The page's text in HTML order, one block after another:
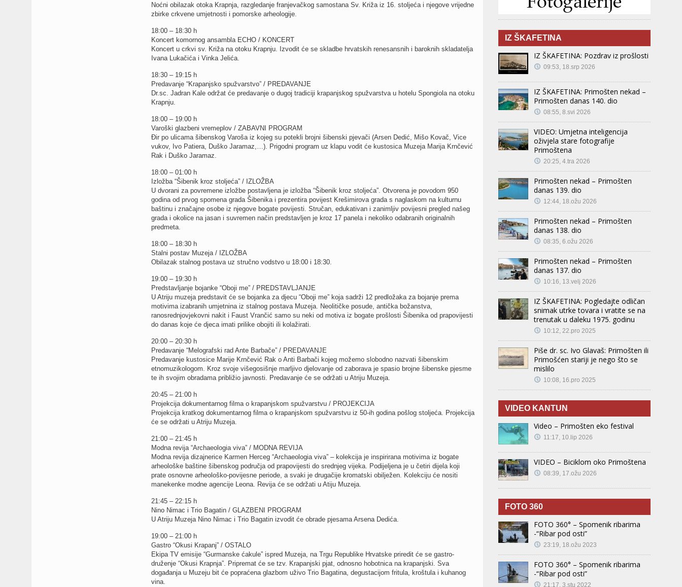
Noćni obilazak otoka Krapnja, razgledanje franjevačkog samostana Sv. Križa iz 16. stoljeća i njegove vrijedne
zbirke crkvene umjetnosti i pomorske arheologije.
18:00 – 18:30 h
Koncert komornog ansambla ECHO / KONCERT
Koncert u crkvi sv. Križa na otoku Krapnju. Izvodit će se skladbe hrvatskih renesansnih i baroknih skladatelja
Ivana Lukačića i Vinka Jelića.
18:30 – 19:15 h
Predavanje “Krapanjsko spužvarstvo” / PREDAVANJE
Dr.sc. Jadran Kale održat će predavanje o dugoj tradiciji krapanjskog spužvarstva u hotelu Spongiola na otoku
Krapnju.
18:00 – 19:00 h
Varoški glazbeni vremeplov / ZABAVNI PROGRAM
Đir po ulicama šibenskog Varoša iz kojeg su potekli brojni šibenski pjevači (Arsen Dedić, Mišo Kovač, Vice
vukov, Ivo Patiera, Duško Jaramaz,…). Prigodni program uz klapu vodit će kustosica Muzeja Marija Krnčević
Rak i Duško Jaramaz.
18:00 – 01:00 h
Izložba “Šibenik kroz stoljeća” / IZLOŽBA
U dvorani za povremene izložbe postavljena je izložba “Šibenik kroz stoljeća”. Otvorena je povodom 950
godina od prvog spomena grada Šibenika i prezentira povijest Krešimirova grada s naglaskom na kulturnu
baštinu i značajne osobe iz njegove bogate povijesti. Stručan, edukativan i zanimljiv povijesni pregled našeg
grada i okolice na jasan i suvremen način predstavljen je kroz 17 panela i nekoliko odabranih originalnih
predmeta.
18:00 – 18:30 h
Stalni postav Muzeja / IZLOŽBA
Obilazak stalnog postava uz stručno vodstvo u 18:00 i 18:30.
19:00 – 19:30 h
Predstavljanje bojanke “Oboji me” / PREDSTAVLJANJE
U Atriju muzeja predstavit će se bojanka za djecu “Oboji me” koja sadrži 12 predložaka za bojanje prema
motivima izabranih umjetnina iz stalnog postava Muzeja. Neolitičke posude, antička božanstva,
ranosrednjovjekovni nakit i Faust Vrančić samo su neki od motiva iz bogate prošlosti Šibenika od prapovijesti
do danas koje će djeca imati prilike obojiti ili kolažirati.
20:00 – 20:30 h
Predavanje “Melografski rad Ante Barbače” / PREDAVANJE
Predavanje kustosice Marije Krnčević Rak o Anti Barbači kojeg možemo slobodno nazvati šibenskim
etnomuzikologom. Kroz svoje višegosišnje marljivo djelovanje od zaborava je spasio brojne šibenske pjesme
te ih svojim obradama približio javnosti. Predavanje će se održati u Atriju Muzeja.
20:45 – 21:00 h
Projekcija dokumentarnog filma o krapanjskom spužvarstvu / PROJEKCIJA
Projekcija kratkog dokumentarnog filma o krapanjskom spužvarstvu iz 50-ih godina pošlog stoljeća. Projekcija
će se održati u Atriju Muzeja.
21:00 – 21:45 h
Modna revija “Archaeologia viva” / MODNA REVIJA
Modna revija dizajnerice Karmen Herceg “Archaeologia viva” – kolekcija je inspirirana motivima iz bogate
arheološke baštine šibenskog područja od prapovijesti do srednjeg vijeka. Podijeljena je u četiri dijela koji
prate osnovne arheološko-povijesne periode, a svaki je drugačije kromatski obilježen. Kolekciju će nositi
manekenke modne agencije Leona. Revija će se održati u Atiju Muzeja.
21:45 – 22:15 h
Nino Nimac i Trio Bagatin / GLAZBENI PROGRAM
U Atriju Muzeja Nino Nimac i Trio Bagatin izvodit će obrade pjesama Arsena Dedića.
19:00 – 21:00 h
Gastro “Okusi Krapanj” / OSTALO
Ekipa TV emisije “Gurmanske ćakule” ispred Muzeja, na Trgu Republike Hrvatske priredit će se gastro-
druženje “Okusi Krapnja”. Pripremat će se tzv. Krapanjski pjat, odnosno hobotnica na krapanjski. Sva
događanja u Muzeju bit će popraćena glazbom uživo Trio Bagatina, degustacijom fritula, kroštula i kuhanog
vina.
IZ ŠKAFETINA
IZ ŠKAFETINA: Pozdrav iz prošlosti
09:53, 18.srp 2026
IZ ŠKAFETINA: Primošten nekad –
Primošten danas 140. dio
08:55, 8.svi 2026
VIDEO: Umjetna inteligencija
oživjela stare fotografije
Primoštena
20:25, 4.tra 2026
Primošten nekad – Primošten
danas 139. dio
12:44, 18.ožu 2026
Primošten nekad – Primošten
danas 138. dio
08:35, 6.ožu 2026
Primošten nekad – Primošten
danas 137. dio
10:16, 13.velj 2026
IZ ŠKAFETINA: Pogledajte odličan
snimak utrke tovara i vratite se na
trenutak u daleku 1975. godinu
10:12, 22.pro 2025
Piše dr. sc. Ivo Glavaš: Primošten ili
Primošćen stariji je nego što se
mislilo
10:08, 16.pro 2025
VIDEO KANTUN
Video – Primošten eko festival
11:17, 10.lip 2026
VIDEO – Biciklom oko Primoštena
08:39, 17.ožu 2026
FOTO 360
FOTO 360° – Spomenik ribarima
-“Ribar pod osti”
23:19, 18.ožu 2023
FOTO 360° – Spomenik ribarima
-“Ribar pod osti”
21:17, 3.stu 2022